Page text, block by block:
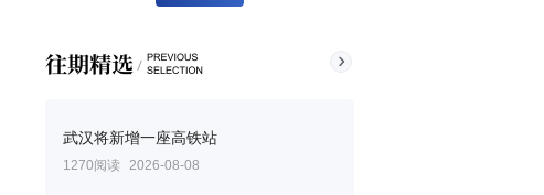
武汉将新增一座高铁站
1270阅读 2026-08-08